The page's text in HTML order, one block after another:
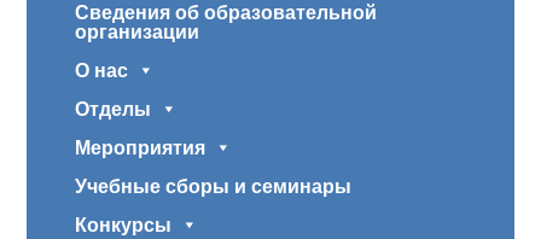
Сведения об образовательной
организации
О нас
Отделы
Мероприятия
Учебные сборы и семинары
Конкурсы